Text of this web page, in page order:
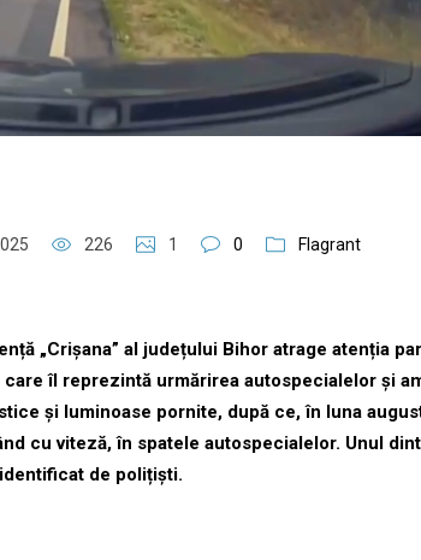
226 1 0 Flagrant
„Crișana” al județului Bihor atrage atenția
îl reprezintă urmărirea autospecialelor și
și luminoase pornite, după ce, în luna
cu viteză, în spatele autospecialelor. Unul
de polițiști.